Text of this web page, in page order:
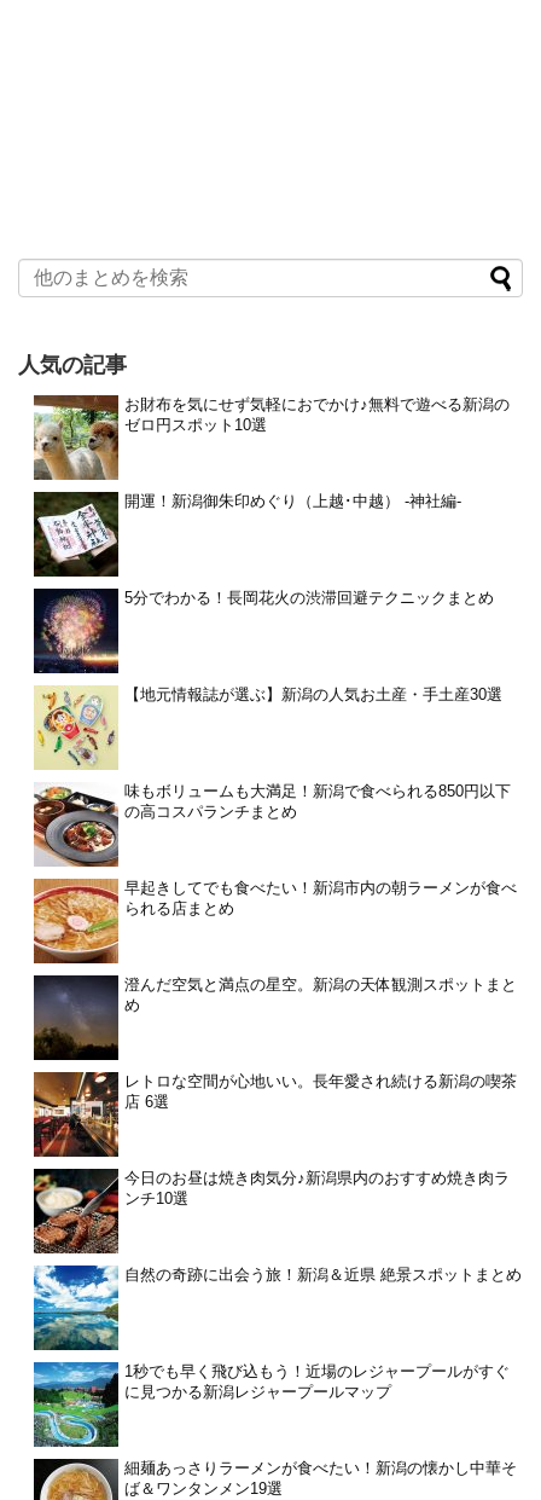
人気の記事
お財布を気にせず気軽におでかけ♪無料で遊べる新潟の
ゼロ円スポット10選
開運！新潟御朱印めぐり（上越･中越） -神社編-
5分でわかる！長岡花火の渋滞回避テクニックまとめ
【地元情報誌が選ぶ】新潟の人気お土産・手土産30選
味もボリュームも大満足！新潟で食べられる850円以下
の高コスパランチまとめ
早起きしてでも食べたい！新潟市内の朝ラーメンが食べ
られる店まとめ
澄んだ空気と満点の星空。新潟の天体観測スポットまと
め
レトロな空間が心地いい。長年愛され続ける新潟の喫茶
店 6選
今日のお昼は焼き肉気分♪新潟県内のおすすめ焼き肉ラ
ンチ10選
自然の奇跡に出会う旅！新潟＆近県 絶景スポットまとめ
1秒でも早く飛び込もう！近場のレジャープールがすぐ
に見つかる新潟レジャープールマップ
細麺あっさりラーメンが食べたい！新潟の懐かし中華そ
ば＆ワンタンメン19選